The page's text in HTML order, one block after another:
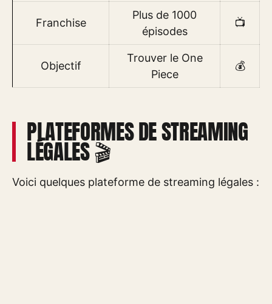
Franchise
Plus de 1000
épisodes
📺
Objectif
Trouver le One
Piece
💰
PLATEFORMES DE STREAMING
LÉGALES 🎬
Voici quelques plateforme de streaming légales :